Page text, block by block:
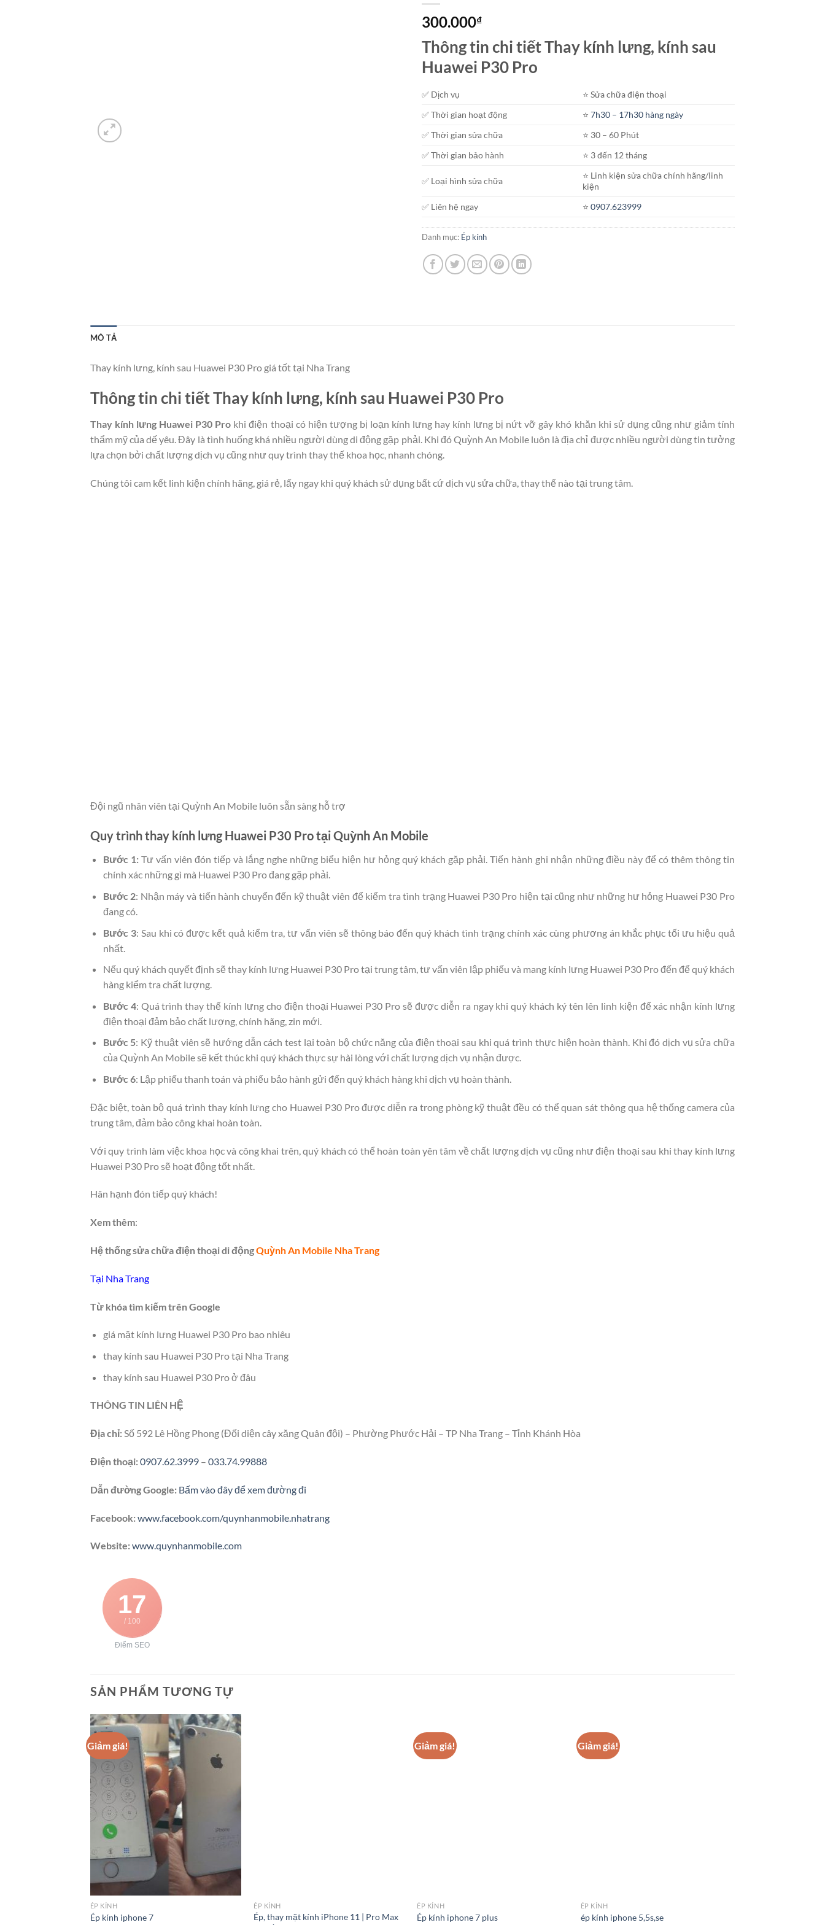
300.000₫
Thông tin chi tiết Thay kính lưng, kính sau
Huawei P30 Pro
✅ Dịch vụ
⭐️ Sửa chữa điện thoại
✅ Thời gian hoạt động
⭐️7h30 – 17h30 hàng ngày
✅ Thời gian sửa chữa
⭐️ 30 – 60 Phút
✅ Thời gian bảo hành
⭐️ 3 đến 12 tháng
✅ Loại hình sửa chữa
⭐️ Linh kiện sửa chữa chính hãng/linh
kiện
✅ Liên hệ ngay
⭐️0907.623999
Danh mục: Ép kính
MÔ TẢ
Thay kính lưng, kính sau Huawei P30 Pro giá tốt tại Nha Trang
Thông tin chi tiết Thay kính lưng, kính sau Huawei P30 Pro
Thay kính lưng Huawei P30 Pro khi điện thoại có hiện tượng bị loạn kính lưng hay kính lưng bị nứt vỡ gây khó khăn khi sử dụng cũng như giảm tính
thẩm mỹ của dế yêu. Đây là tình huống khá nhiều người dùng di động gặp phải. Khi đó Quỳnh An Mobile luôn là địa chỉ được nhiều người dùng tin tưởng
lựa chọn bởi chất lượng dịch vụ cũng như quy trình thay thế khoa học, nhanh chóng.
Chúng tôi cam kết linh kiện chính hãng, giá rẻ, lấy ngay khi quý khách sử dụng bất cứ dịch vụ sửa chữa, thay thế nào tại trung tâm.
Đội ngũ nhân viên tại Quỳnh An Mobile luôn sẵn sàng hỗ trợ
Quy trình thay kính lưng Huawei P30 Pro tại Quỳnh An Mobile
Bước 1:Tư vấn viên đón tiếp và lắng nghe những biểu hiện hư hỏng quý khách gặp phải. Tiến hành ghi nhận những điều này để có thêm thông tin
chính xác những gì mà Huawei P30 Pro đang gặp phải.
Bước 2: Nhận máy và tiến hành chuyển đến kỹ thuật viên để kiểm tra tình trạng Huawei P30 Pro hiện tại cũng như những hư hỏng Huawei P30 Pro
đang có.
Bước 3: Sau khi có được kết quả kiểm tra, tư vấn viên sẽ thông báo đến quý khách tình trạng chính xác cùng phương án khắc phục tối ưu hiệu quả
nhất.
Nếu quý khách quyết định sẽ thay kính lưng Huawei P30 Pro tại trung tâm, tư vấn viên lập phiếu và mang kính lưng Huawei P30 Pro đến để quý khách
hàng kiểm tra chất lượng.
Bước 4: Quá trình thay thế kính lưng cho điện thoại Huawei P30 Pro sẽ được diễn ra ngay khi quý khách ký tên lên linh kiện để xác nhận kính lưng
điện thoại đảm bảo chất lượng, chính hãng, zin mới.
Bước 5: Kỹ thuật viên sẽ hướng dẫn cách test lại toàn bộ chức năng của điện thoại sau khi quá trình thực hiện hoàn thành. Khi đó dịch vụ sửa chữa
của Quỳnh An Mobile sẽ kết thúc khi quý khách thực sự hài lòng với chất lượng dịch vụ nhận được.
Bước 6: Lập phiếu thanh toán và phiếu bảo hành gửi đến quý khách hàng khi dịch vụ hoàn thành.
Đặc biệt, toàn bộ quá trình thay kính lưng cho Huawei P30 Pro được diễn ra trong phòng kỹ thuật đều có thể quan sát thông qua hệ thống camera của
trung tâm, đảm bảo công khai hoàn toàn.
Với quy trình làm việc khoa học và công khai trên, quý khách có thể hoàn toàn yên tâm về chất lượng dịch vụ cũng như điện thoại sau khi thay kính lưng
Huawei P30 Pro sẽ hoạt động tốt nhất.
Hân hạnh đón tiếp quý khách!
Xem thêm:
Hệ thống sửa chữa điện thoại di độngQuỳnh An Mobile Nha Trang
Tại Nha Trang
Từ khóa tìm kiếm trên Google
giá mặt kính lưng Huawei P30 Pro bao nhiêu
thay kính sau Huawei P30 Pro tại Nha Trang
thay kính sau Huawei P30 Pro ở đâu
THÔNG TIN LIÊN HỆ
Địa chỉ:Số 592 Lê Hồng Phong (Đối diện cây xăng Quân đội) – Phường Phước Hải – TP Nha Trang – Tỉnh Khánh Hòa
Điện thoại:0907.62.3999 – 033.74.99888
Dẫn đường Google: Bấm vào đây để xem đường đi
Facebook:www.facebook.com/quynhanmobile.nhatrang
Website:www.quynhanmobile.com
17
/ 100
Điểm SEO
SẢN PHẨM TƯƠNG TỰ
Giảm giá!
ÉP KÍNH
Ép kính iphone 7
ÉP KÍNH
Ép, thay mặt kính iPhone 11 | Pro Max
Giảm giá!
ÉP KÍNH
Ép kính iphone 7 plus
Giảm giá!
ÉP KÍNH
ép kính iphone 5,5s,se